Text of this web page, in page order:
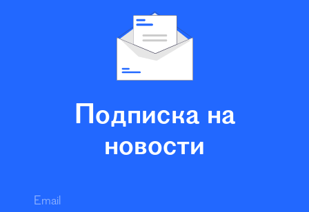
Подписка на
новости
Email